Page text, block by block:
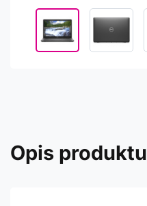
Opis produktu